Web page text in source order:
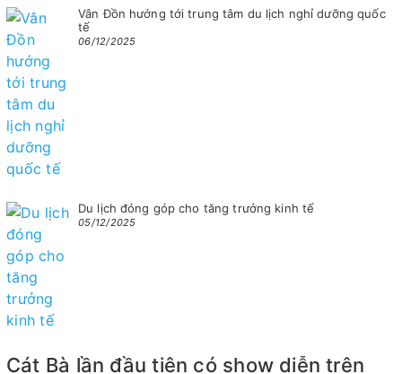
Vân Đồn hướng tới trung tâm du lịch nghỉ dưỡng quốc
tế
06/12/2025
Du lịch đóng góp cho tăng trưởng kinh tế
05/12/2025
Cát Bà lần đầu tiên có show diễn trên